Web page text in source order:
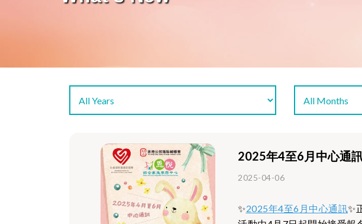
2025年4至6月中心通
2025-04-06
✨2025年4至6月中心通訊✨